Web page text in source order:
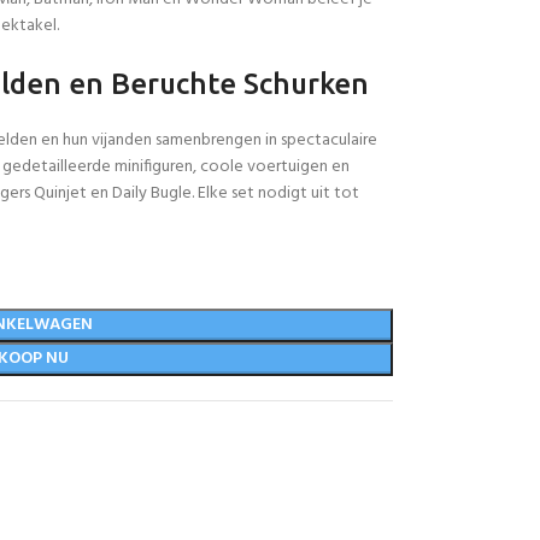
en Beruchte Schurken
en hun vijanden samenbrengen in spectaculaire
gedetailleerde minifiguren, coole voertuigen en
Quinjet en Daily Bugle. Elke set nodigt uit tot
NU